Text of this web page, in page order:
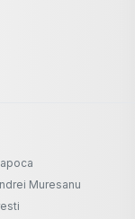
Muresanu